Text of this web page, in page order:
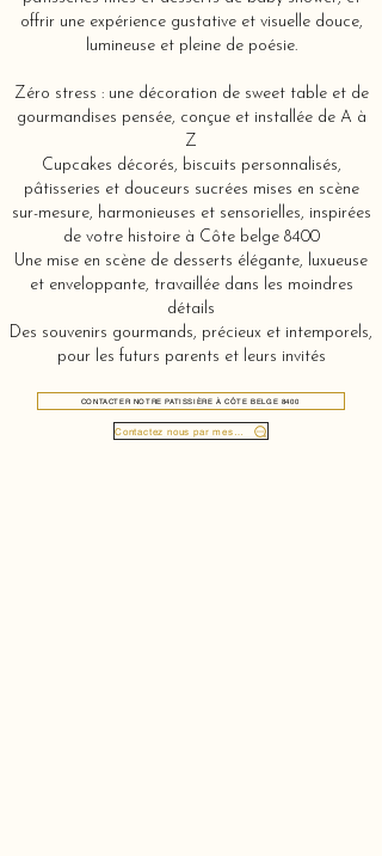
offrir une expérience gustative et visuelle douce,
lumineuse et pleine de poésie.
Zéro stress : une décoration de sweet table et de
gourmandises pensée, conçue et installée de A à
Z
Cupcakes décorés, biscuits personnalisés,
pâtisseries et douceurs sucrées mises en scène
sur-mesure, harmonieuses et sensorielles, inspirées
de votre histoire à Côte belge 8400
Une mise en scène de desserts élégante, luxueuse
et enveloppante, travaillée dans les moindres
détails
Des souvenirs gourmands, précieux et intemporels,
pour les futurs parents et leurs invités
CONTACTER NOTRE PATISSIÈRE À CÔTE BELGE 8400